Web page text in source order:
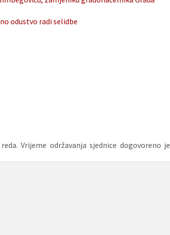
odustvo radi selidbe
Vrijeme održavanja sjednice dogovoreno je